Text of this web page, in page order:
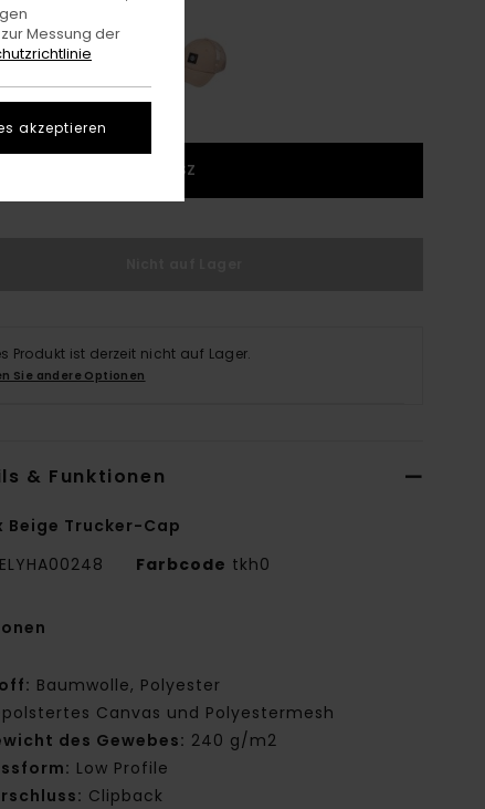
1SZ
Produkt ist derzeit nicht auf Lager.
Sie andere Optionen
& Funktionen
Beige Trucker-Cap
ELYHA00248 Farbcode tkh0
Baumwolle, Polyester
Canvas und Polyestermesh
des Gewebes: 240 g/m2
Low Profile
Clipback
Messung der
akzeptieren